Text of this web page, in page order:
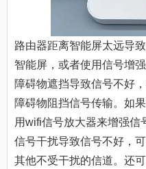
路由器距离智能屏太远导
智能屏，或者使用信号增
障碍物遮挡导致信号不好
障碍物阻挡信号传输。如
用wifi信号放大器来增强信
信号干扰导致信号不好，
其他不受干扰的信道。还